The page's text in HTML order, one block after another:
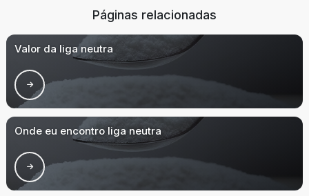
Páginas relacionadas
Valor da liga neutra
Onde eu encontro liga neutra